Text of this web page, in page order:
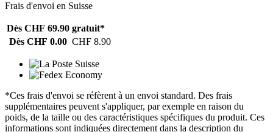
Frais d'envoi en Suisse
Dès CHF 69.90 gratuit*
Dès CHF 0.00 CHF 8.90
*Ces frais d'envoi se réfèrent à un envoi standard. Des frais
supplémentaires peuvent s'appliquer, par exemple en raison du
poids, de la taille ou des caractéristiques spécifiques du produit. Ces
informations sont indiquées directement dans la description du